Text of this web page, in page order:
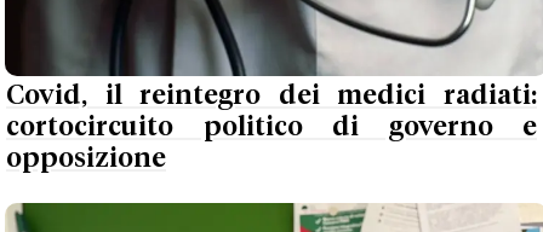
Covid, il reintegro dei medici radiati:
cortocircuito politico di governo e
opposizione